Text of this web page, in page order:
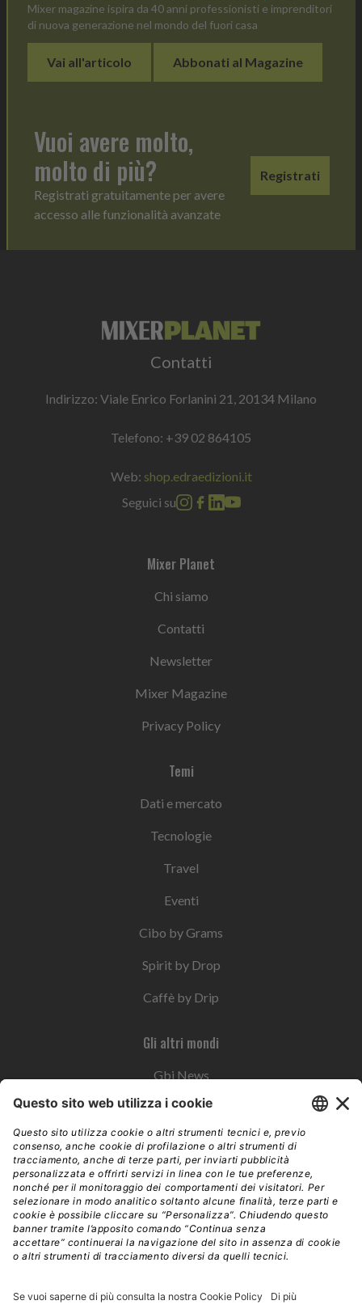
Mixer magazine ispira da 40 anni professionisti e imprenditori
di nuova generazione nel mondo del fuori casa
Vai all'articolo Abbonati al Magazine
Vuoi avere molto,
molto di più?
Registrati gratuitamente per avere
accesso alle funzionalità avanzate
Registrati
Contatti
Indirizzo: Viale Enrico Forlanini 21, 20134 Milano
Telefono: +39 02 864105
Web: shop.edraedizioni.it
Seguici su
Mixer Planet
Chi siamo
Contatti
Newsletter
Mixer Magazine
Privacy Policy
Temi
Dati e mercato
Tecnologie
Travel
Eventi
Cibo by Grams
Spirit by Drop
Caffè by Drip
Gli altri mondi
Gbi News
Instoremag
Esplora il gruppo
Edra Edizioni
Edizioni LSWR
LSWR Group